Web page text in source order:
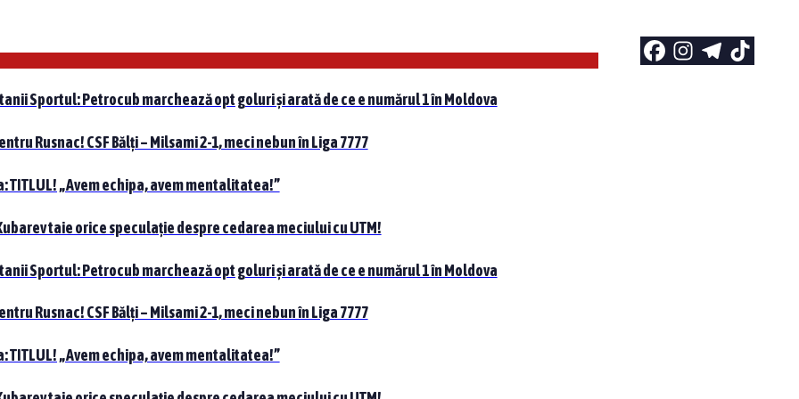
Sportul: Petrocub marchează opt goluri și arată de ce e numărul 1 în Moldova
Rusnac! CSF Bălți – Milsami 2-1, meci nebun în Liga 7777
TITLUL! „Avem echipa, avem mentalitatea!”
taie orice speculație despre cedarea meciului cu UTM!
Sportul: Petrocub marchează opt goluri și arată de ce e numărul 1 în Moldova
Rusnac! CSF Bălți – Milsami 2-1, meci nebun în Liga 7777
TITLUL! „Avem echipa, avem mentalitatea!”